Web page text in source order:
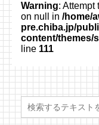
Warning: Attempt
on null in /home/
pre.chiba.jp/
content/themes/
line 111